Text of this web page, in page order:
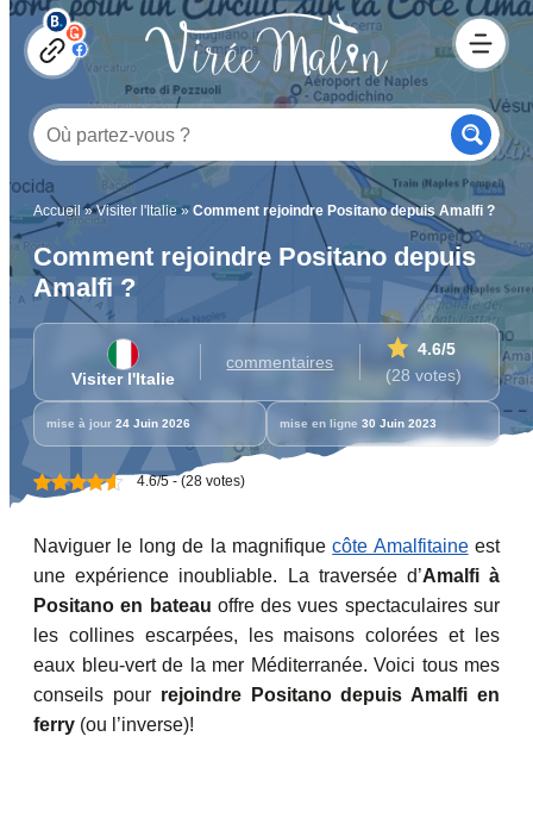
Accueil »Visiter l'Italie» Comment rejoindre Positano depuis Amalfi ?
Comment rejoindre Positano depuis
Amalfi ?
Visiter l'Italie
commentaires
4.6/5
(28 votes)
mise à jour 24 Juin 2026 mise en ligne 30 Juin 2023
4.6/5 - (28 votes)
Naviguer le long de la magnifiquecôte Amalfitaineest
une expérience inoubliable. La traversée d’Amalfi à
Positano en bateau offre des vues spectaculaires sur
les collines escarpées, les maisons colorées et les
eaux bleu-vert de la mer Méditerranée. Voici tous mes
conseils pour rejoindre Positano depuis Amalfi en
ferry (ou l’inverse)!